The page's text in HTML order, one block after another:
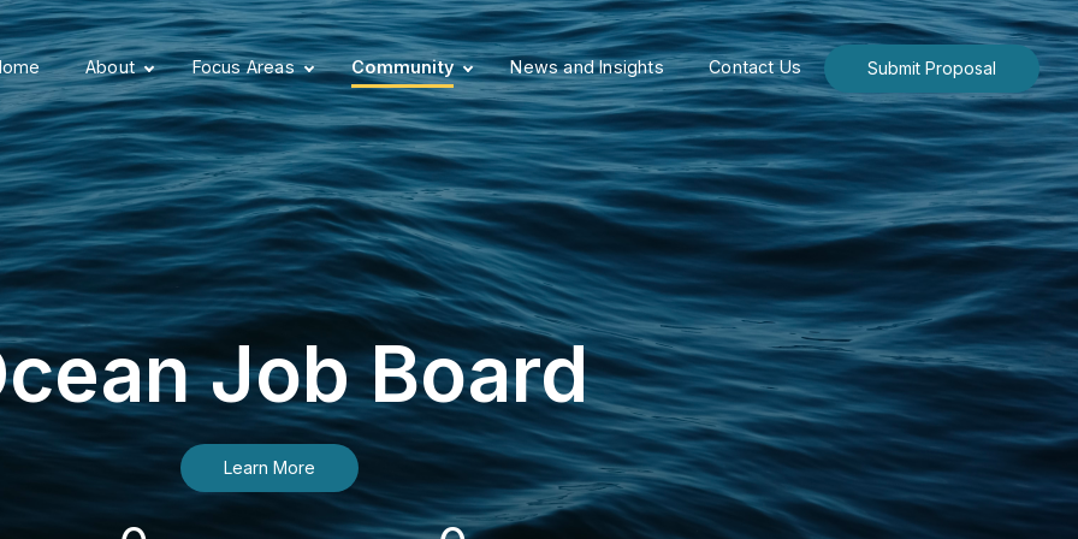
About Focus Areas Community News and Insights Contact Us Submit Proposal
Job Board
Learn More